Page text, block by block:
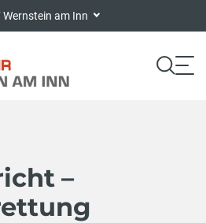
Wernstein am Inn
–